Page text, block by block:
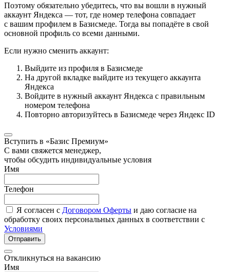
Поэтому обязательно убедитесь, что вы вошли в нужный
аккаунт Яндекса — тот, где номер телефона совпадает
с вашим профилем в Базисмеде. Тогда вы попадёте в свой
основной профиль со всеми данными.
Если нужно сменить аккаунт:
Выйдите из профиля в Базисмеде
На другой вкладке выйдите из текущего аккаунта
Яндекса
Войдите в нужный аккаунт Яндекса с правильным
номером телефона
Повторно авторизуйтесь в Базисмеде через Яндекс ID
Вступить в «Базис Премиум»
С вами свяжется менеджер,
чтобы обсудить индивидуальные условия
Имя
Телефон
Я согласен с Договором Оферты и даю согласие на
обработку своих персональных данных в соответствии с
Условиями
Отправить
Откликнуться на вакансию
Имя